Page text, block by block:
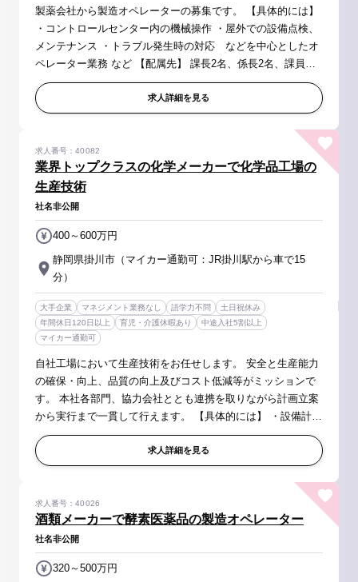
製薬会社から製造オペレーターの募集です。 【具体的には】
・コントロールセンター内の機械操作 ・屋外での設備点検、
メンテナンス ・トラブル発生時の対応 などを中心としたオ
ペレーター業務 など 【配属先】 課長2名、係長2名、課員
（オペレーター）33名 ※工場全体120名
求人詳細を見る
業界トップクラスの化学メーカーで化学品工場の
生産技術
求人番号：40082
社名非公開
静岡県掛川市（マイカー通勤可：JR掛川駅から車で15
分）
400～600万円
大手企業 マネジメント業務なし 語学力不問
土日祝休み
年間休日120日以上
育児・介護休暇あり
中途入社5割以上
マイカー通勤可
自社工場において生産技術をお任せします。 安全と生産能力
の確保・向上、品質の向上及びコスト低減等がミッションで
す。 本社各部門、協力会社ととも連携を取りながら計画立案
から実行まで一貫して行えます。 【具体的には】 ・設備計画
の立案、実施 ・新たな生産システムの導入および既存システ
ムの改善の立案...
求人詳細を見る
酒類メーカーで酵素医薬品の製造オペレーター
求人番号：40026
社名非公開
320～500万円